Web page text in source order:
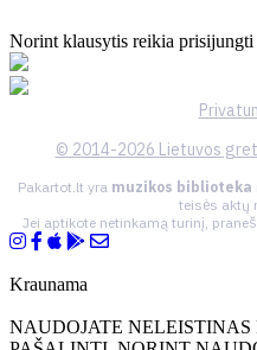
Norint klausytis reikia prisijungti
© 2014-2026 Lietuvos
Pakartot.lt yra muzikos biblioteka
teisės aktų
Jei aptikote netinkamą turinį,
Kraunama
NAUDOJATE NELEISTINAS